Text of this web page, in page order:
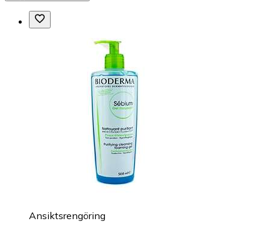
Ansiktsrengöring